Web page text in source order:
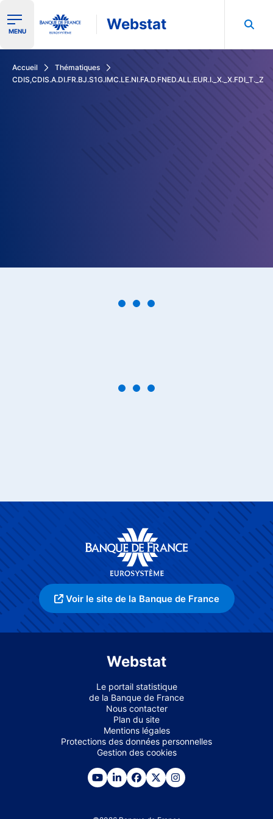
Ouvrir le menu de navigation
MENU Webstat
Accueil
Thématiques
CDIS,CDIS.A.DI.FR.BJ.S1G.IMC.LE.NI.FA.D.FNED.ALL.EUR.I._X._X.FDI_T._Z
Voir le site de la Banque de France
Webstat
Le portail statistique
de la Banque de France
Nous contacter
Plan du site
Mentions légales
Protections des données personnelles
Gestion des cookies